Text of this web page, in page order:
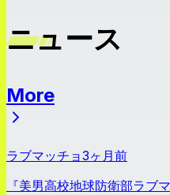
ニュース
More
ラブマッチョ3ヶ月前
『美男高校地球防衛部ラブ